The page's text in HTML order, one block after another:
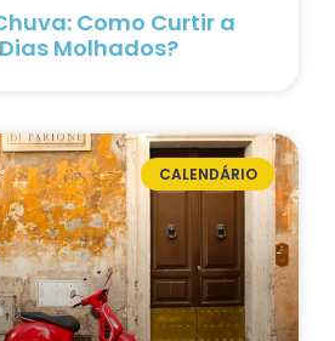
Como Curtir a
Molhados?
CALENDÁRIO